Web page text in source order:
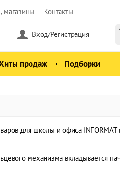
магазины Контакты
Вход/Регистрация
продаж Подборки
для школы и офиса
механизма вкладывается